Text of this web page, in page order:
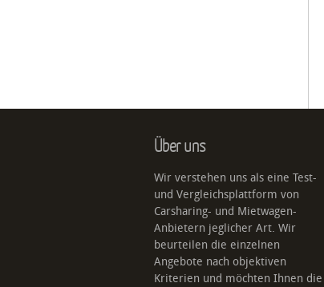
Über uns
Wir verstehen uns als eine Test-
und Vergleichsplattform von
Carsharing- und Mietwagen-
Anbietern jeglicher Art. Wir
beurteilen die einzelnen
Angebote nach objektiven
Kriterien und möchten Ihnen die